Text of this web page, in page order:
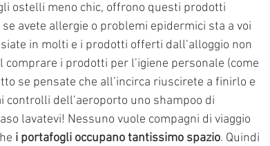
ostelli meno chic, offrono questi prodotti
avete allergie o problemi epidermici sta a voi
in molti e i prodotti offerti dall’alloggio non
i prodotti per l’igiene personale (come
se pensate che all’incirca riuscirete a finirlo e
controlli dell’aeroporto uno shampoo di
lavatevi! Nessuno vuole compagni di viaggio
i portafogli occupano tantissimo spazio. Quindi